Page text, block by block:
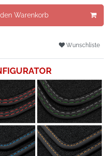
den Warenkorb
Wunschliste